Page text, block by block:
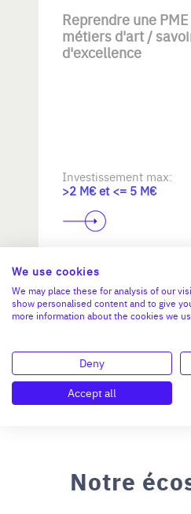
Reprendre une
métiers d'art /
d'excellence
Investissement max:
>2 M€ et <= 5 M€
Notre
We use cookies
We may place these for analysis of our
show personalised content and to give
more information about the cookies we
Deny
Accept all